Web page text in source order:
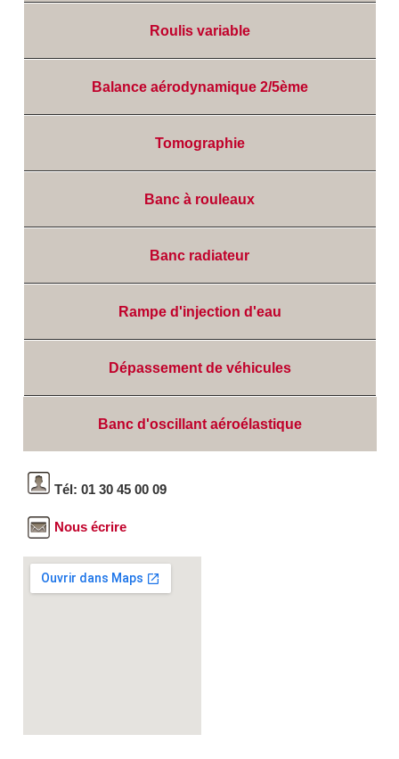
Roulis variable
Balance aérodynamique 2/5ème
Tomographie
Banc à rouleaux
Banc radiateur
Rampe d'injection d'eau
Dépassement de véhicules
Banc d'oscillant aéroélastique
Tél: 01 30 45 00 09
Nous écrire